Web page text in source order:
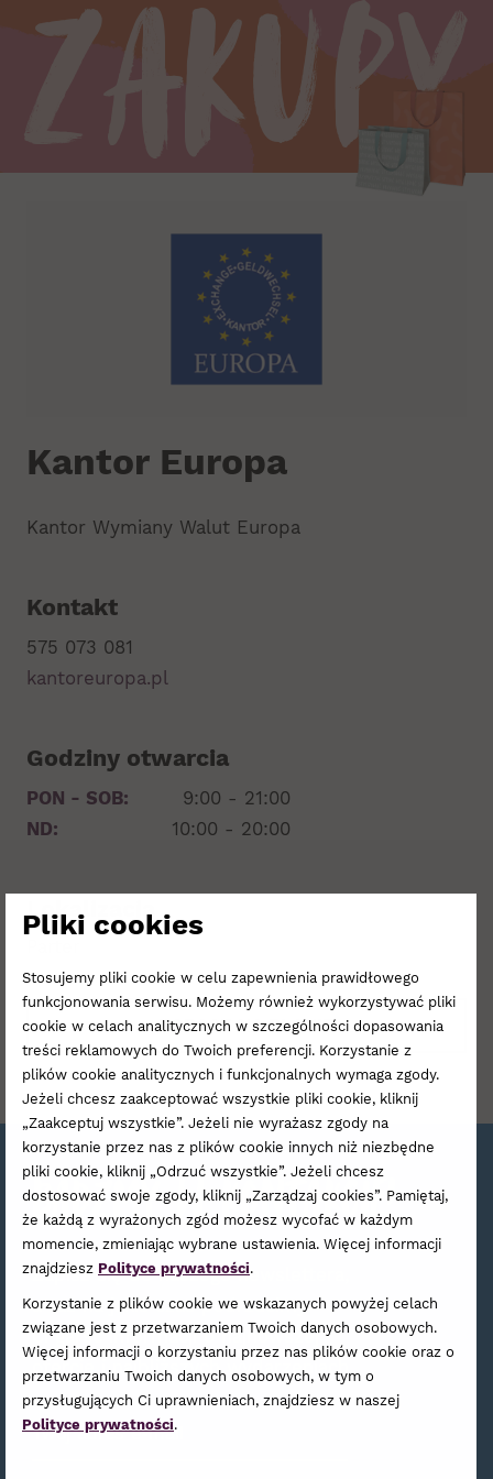
Zakupy
Kantor Europa
Kantor Wymiany Walut Europa
Kontakt
575 073 081
kantoreuropa.pl
Godziny otwarcia
PON - SOB:
9:00 - 21:00
ND:
10:00 - 20:00
Lokalizacja
ZOBACZ NA PLANIE
Bądźmy w kontakcie!
Zapisz się do naszego newslettera,
a raz na jakiś czas podrzucimy
Ci garść informacji o najnowszej
ofercie i najbliższych wydarzeniach.
Zamów Newsletter
Pliki cookies
Stosujemy pliki cookie w celu zapewnienia prawidłowego
funkcjonowania serwisu. Możemy również wykorzystywać pliki
cookie w celach analitycznych w szczególności dopasowania
treści reklamowych do Twoich preferencji. Korzystanie z
plików cookie analitycznych i funkcjonalnych wymaga zgody.
Jeżeli chcesz zaakceptować wszystkie pliki cookie, kliknij
„Zaakceptuj wszystkie”. Jeżeli nie wyrażasz zgody na
korzystanie przez nas z plików cookie innych niż niezbędne
pliki cookie, kliknij „Odrzuć wszystkie”. Jeżeli chcesz
dostosować swoje zgody, kliknij „Zarządzaj cookies”. Pamiętaj,
że każdą z wyrażonych zgód możesz wycofać w każdym
momencie, zmieniając wybrane ustawienia. Więcej informacji
znajdziesz Polityce prywatności.
Korzystanie z plików cookie we wskazanych powyżej celach
związane jest z przetwarzaniem Twoich danych osobowych.
Więcej informacji o korzystaniu przez nas plików cookie oraz o
przetwarzaniu Twoich danych osobowych, w tym o
przysługujących Ci uprawnieniach, znajdziesz w naszej
Polityce prywatności.